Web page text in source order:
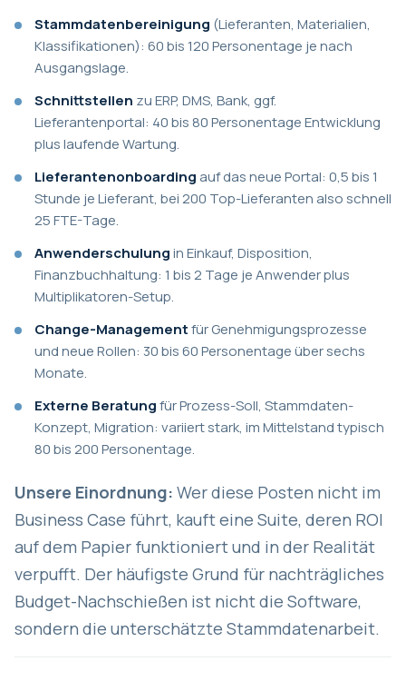
Stammdatenbereinigung (Lieferanten, Materialien,
Klassifikationen): 60 bis 120 Personentage je nach
Ausgangslage.
Schnittstellen zu ERP, DMS, Bank, ggf.
Lieferantenportal: 40 bis 80 Personentage Entwicklung
plus laufende Wartung.
Lieferantenonboarding auf das neue Portal: 0,5 bis 1
Stunde je Lieferant, bei 200 Top-Lieferanten also schnell
25 FTE-Tage.
Anwenderschulungin Einkauf, Disposition,
Finanzbuchhaltung: 1 bis 2 Tage je Anwender plus
Multiplikatoren-Setup.
Change-Managementfür Genehmigungsprozesse
und neue Rollen: 30 bis 60 Personentage über sechs
Monate.
Externe Beratungfür Prozess-Soll, Stammdaten-
Konzept, Migration: variiert stark, im Mittelstand typisch
80 bis 200 Personentage.
Unsere Einordnung: Wer diese Posten nicht im
Business Case führt, kauft eine Suite, deren ROI
auf dem Papier funktioniert und in der Realität
verpufft. Der häufigste Grund für nachträgliches
Budget-Nachschießen ist nicht die Software,
sondern die unterschätzte Stammdatenarbeit.